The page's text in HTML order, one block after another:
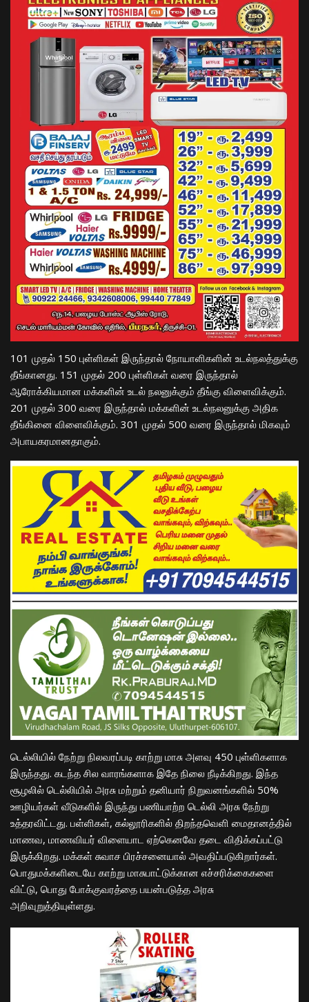
101 முதல் 150 புள்ளிகள் இருந்தால் நோயாளிகளின் உடல்நலத்துக்கு
தீங்கானது. 151 முதல் 200 புள்ளிகள் வரை இருந்தால்
ஆரோக்கியமான மக்களின் உடல் நலனுக்கும் தீங்கு விளைவிக்கும்.
201 முதல் 300 வரை இருந்தால் மக்களின் உடல்நலனுக்கு அதிக
தீங்கினை விளைவிக்கும். 301 முதல் 500 வரை இருந்தால் மிகவும்
அபாயகரமானதாகும்.
டெல்லியில் நேற்று நிலவரப்படி காற்று மாசு அளவு 450 புள்ளிகளாக
இருந்தது. கடந்த சில வாரங்களாக இதே நிலை நீடிக்கிறது. இந்த
சூழலில் டெல்லியில் அரசு மற்றும் தனியார் நிறுவனங்களில் 50%
ஊழியர்கள் வீடுகளில் இருந்து பணியாற்ற டெல்லி அரசு நேற்று
உத்தரவிட்டது. பள்ளிகள், கல்லூரிகளில் திறந்தவெளி மைதானத்தில்
மாணவ, மாணவியர் விளையாட ஏற்கெனவே தடை விதிக்கப்பட்டு
இருக்கிறது. மக்கள் சுவாச பிரச்சனையால் அவதிப்படுகிறார்கள்.
பொதுமக்களிடையே காற்று மாசுபாட்டுக்கான எச்சரிக்கைகளை
விட்டு, பொது போக்குவரத்தை பயன்படுத்த அரசு
அறிவுறுத்தியுள்ளது.